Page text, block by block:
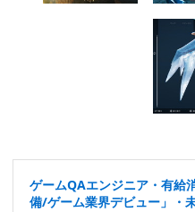
ゲームQAエンジニア・有給
備/ゲーム業界デビュー」・